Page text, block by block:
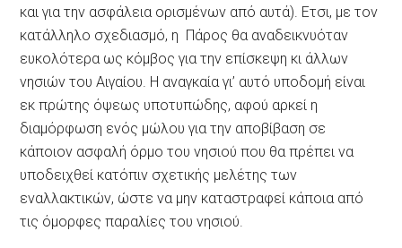
και για την ασφάλεια ορισμένων από αυτά). Ετσι, με τον
κατάλληλο σχεδιασμό, η Πάρος θα αναδεικνυόταν
ευκολότερα ως κόμβος για την επίσκεψη κι άλλων
νησιών του Αιγαίου. Η αναγκαία γι’ αυτό υποδομή είναι
εκ πρώτης όψεως υποτυπώδης, αφού αρκεί η
διαμόρφωση ενός μώλου για την αποβίβαση σε
κάποιον ασφαλή όρμο του νησιού που θα πρέπει να
υποδειχθεί κατόπιν σχετικής μελέτης των
εναλλακτικών, ώστε να μην καταστραφεί κάποια από
τις όμορφες παραλίες του νησιού.